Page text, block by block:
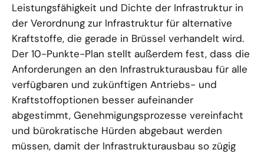
Leistungsfähigkeit und Dichte der Infrastruktur in
der Verordnung zur Infrastruktur für alternative
Kraftstoffe, die gerade in Brüssel verhandelt wird.
Der 10-Punkte-Plan stellt außerdem fest, dass die
Anforderungen an den Infrastrukturausbau für alle
verfügbaren und zukünftigen Antriebs- und
Kraftstoffoptionen besser aufeinander
abgestimmt, Genehmigungsprozesse vereinfacht
und bürokratische Hürden abgebaut werden
müssen, damit der Infrastrukturausbau so zügig